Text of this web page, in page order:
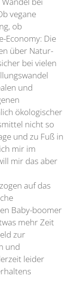
vegane
ob
Economy: Die
über Natur-
bei vielen
und
ökologischer
nicht so
und zu Fuß in
mir im
mir das aber
auf das
Baby-boomer
mehr Zeit
zur
und
leider